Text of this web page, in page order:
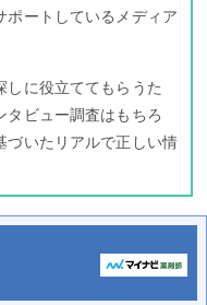
ポートしているメディア
しに役立ててもらうた
タビュー調査はもちろ
づいたリアルで正しい情